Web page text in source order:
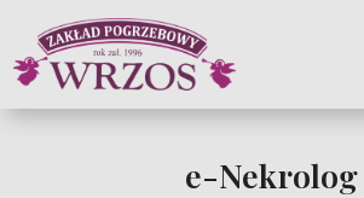
e-Nekrolog